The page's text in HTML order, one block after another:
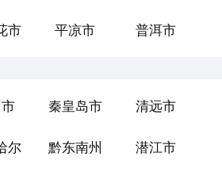
市 平凉市 普洱市
秦皇岛市 清远市
尔 黔东南州 潜江市